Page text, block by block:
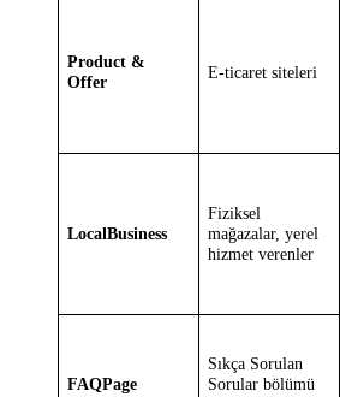
Product &
Offer
E-ticaret siteleri
LocalBusiness
Fiziksel
mağazalar, yerel
hizmet verenler
FAQPage
Sıkça Sorulan
Sorular bölümü